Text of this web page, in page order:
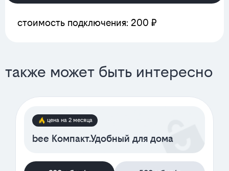
стоимость подключения: 200 ₽
также может быть интересно
цена на 2 месяца
bee Компакт.Удобный для дома